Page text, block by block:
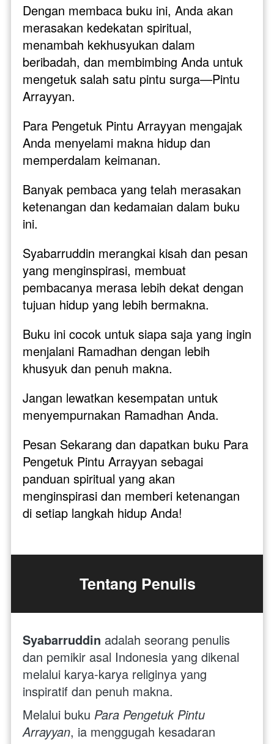
Dengan membaca buku ini, Anda akan
merasakan kedekatan spiritual,
menambah kekhusyukan dalam
beribadah, dan membimbing Anda untuk
mengetuk salah satu pintu surga—Pintu
Arrayyan.
Para Pengetuk Pintu Arrayyan mengajak
Anda menyelami makna hidup dan
memperdalam keimanan.
Banyak pembaca yang telah merasakan
ketenangan dan kedamaian dalam buku
ini.
Syabarruddin merangkai kisah dan pesan
yang menginspirasi, membuat
pembacanya merasa lebih dekat dengan
tujuan hidup yang lebih bermakna.
Buku ini cocok untuk siapa saja yang ingin
menjalani Ramadhan dengan lebih
khusyuk dan penuh makna.
Jangan lewatkan kesempatan untuk
menyempurnakan Ramadhan Anda.
Pesan Sekarang dan dapatkan buku Para
Pengetuk Pintu Arrayyan sebagai
panduan spiritual yang akan
menginspirasi dan memberi ketenangan
di setiap langkah hidup Anda!
Tentang Penulis
Syabarruddin adalah seorang penulis
dan pemikir asal Indonesia yang dikenal
melalui karya-karya religinya yang
inspiratif dan penuh makna.
Melalui buku Para Pengetuk Pintu
Arrayyan, ia menggugah kesadaran